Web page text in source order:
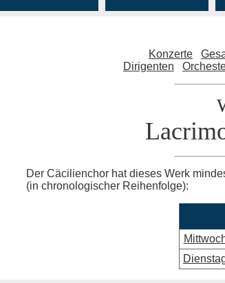
Konzerte
Dirigenten
Der Cäcilienchor hat dieses Werk
(in chronologischer Reihenfolge):